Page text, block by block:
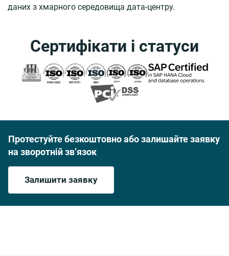
даних з хмарного середовища дата-центру.
Сертифікати і статуси
Протестуйте безкоштовно або залишайте заявку
на зворотній зв’язок
Залишити заявку